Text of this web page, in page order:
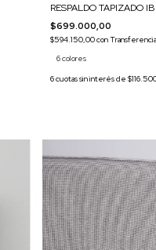
RESPALDO TAPIZADO
$699.000,00
$594.150,00con
6 colores
6cuotas sin interés de